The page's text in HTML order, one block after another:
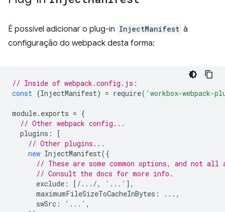
É possível adicionar o plug-in InjectManifest à
configuração do webpack desta forma:
// Inside of webpack.config.js:
const {InjectManifest} = require( 'workbox-webpack-
module. exports = {
// Other webpack config...
plugins :
[
// Other plugins...
new InjectManifest({
// These are some common options, and not
// Consult the docs for more info.
exclude : [ /.../, '...' ],
maximumFileSizeToCacheInBytes :
...,
swSrc : '...' ,